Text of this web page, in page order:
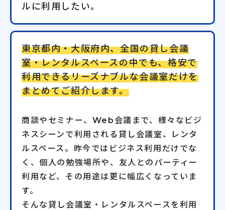
ルに利用したい。
東京都内・大阪府内、全国の貸し会議
室・レンタルスペースの中でも、格安で
利用できるリーズナブルな会議室だけを
まとめてご紹介します。
商談やセミナー、Web会議まで、様々なビジ
ネスシーンで利用される貸し会議室、レンタ
ルスペース。昨今ではビジネス利用だけでな
く、個人の勉強場所や、友人とのパーティー
利用など、その用途は更に幅広くなっていま
す。
そんな貸し会議室・レンタルスペースを利用